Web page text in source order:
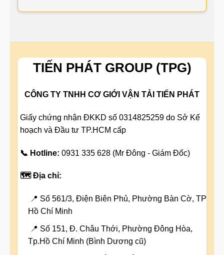
TIẾN PHÁT GROUP (TPG)
CÔNG TY TNHH CƠ GIỚI VẬN TẢI TIẾN PHÁT
Giấy chứng nhận ĐKKD số 0314825259 do Sở Kế
hoạch và Đầu tư TP.HCM cấp
📞 Hotline: 0931 335 628 (Mr Đông - Giám Đốc)
🗺️ Địa chỉ:
📍 Số 561/3, Điện Biên Phủ, Phường Bàn Cờ, TP
Hồ Chí Minh
📍 Số 151, Đ. Châu Thới, Phường Đông Hòa,
Tp.Hồ Chí Minh (Bình Dương cũ)